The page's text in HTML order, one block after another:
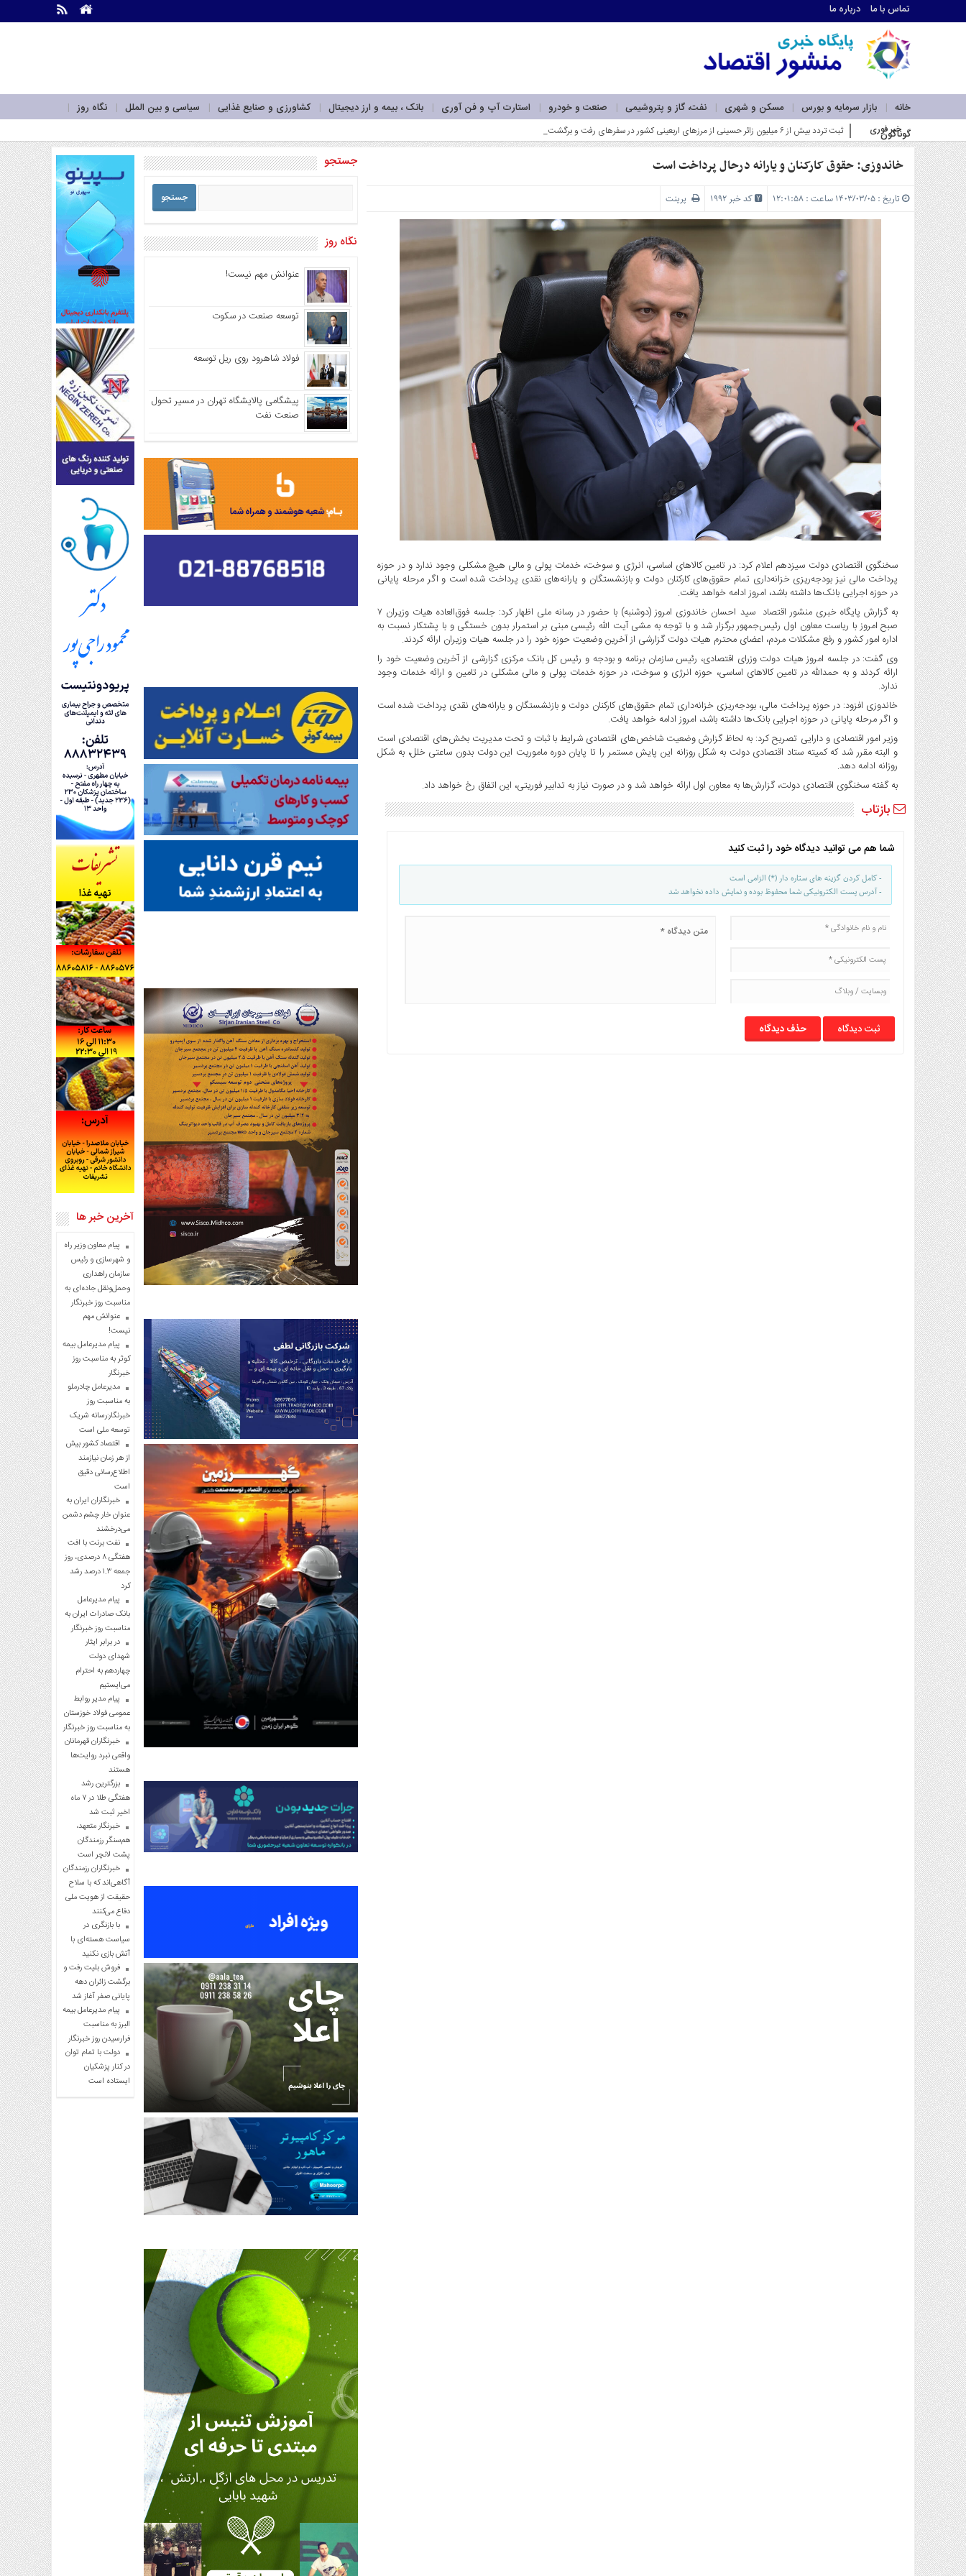
تماس با ما درباره ما
خانه بازار سرمایه و بورس مسکن و شهری نفت، گاز و پتروشیمی صنعت و خودرو استارت آپ و فن آوری بانک ، بیمه و ارز دیجیتال کشاورزی و صنایع غذایی سیاسی و بین الملل
نگاه روز
گوناگون
ما
درباره
سرویس
ها
خانه
بازار
سرمایه
و
بورس
مسکن
و
شهری
نفت،
گاز
و
پتروشیمی
صنعت
و
خودرو
استارت
آپ
و
فن
آوری
بانک
،
بیمه
و
ارز
دیجیتال
کشاورزی
و
صنایع
غذایی
سیاسی
و
بین
الملل
نگاه
روز
گوناگون
خبر فوری ثبت تردد بیش از ۶ میلیون زائر حسینی از مرزهای اربعینی کشور در سفرهای رفت و برگشت_
خاندوزی: حقوق‌ کارکنان و یارانه درحال پرداخت است
تاریخ : ۱۴۰۳/۰۳/۰۵ ساعت : ۱۲:۰۱:۵۸ کد خبر 1992 پرینت
سخنگوی اقتصادی دولت سیزدهم اعلام کرد: در تامین کالاهای اساسی، انرژی و سوخت، خدمات پولی و مالی هیچ مشکلی وجود ندارد و در حوزه
پرداخت مالی نیز بودجه‌ریزی خزانه‌داری تمام حقوق‌های کارکنان دولت و بازنشستگان و یارانه‌های نقدی پرداخت شده است و اگر مرحله پایانی
در حوزه اجرایی بانک‌ها داشته باشد، امروز ادامه خواهد یافت.
به گزارش پایگاه خبری منشور اقتصاد سید احسان خاندوزی امروز (دوشنبه) با حضور در رسانه ملی اظهار کرد: جلسه فوق‌العاده هیات وزیران ۷
صبح امروز با ریاست معاون اول رئیس‌جمهور برگزار شد و با توجه به مشی آیت الله رئیسی مبنی بر استمرار بدون خستگی و با پشتکار نسبت به
اداره امور کشور و رفع مشکلات مردم، اعضای محترم هیات دولت گزارشی از آخرین وضعیت حوزه خود را در جلسه هیات وزیران ارائه کردند.
وی گفت: در جلسه امروز هیات دولت وزرای اقتصادی، رئیس سازمان برنامه و بودجه و رئیس کل بانک مرکزی گزارشی از آخرین وضعیت خود را
ارائه کردند و به حمدالله در تامین کالاهای اساسی، حوزه انرژی و سوخت، در حوزه خدمات پولی و مالی مشکلی در تامین و ارائه خدمات وجود
ندارد.
خاندوزی افزود: در حوزه پرداخت مالی، بودجه‌ریزی خزانه‌داری تمام حقوق‌های کارکنان دولت و بازنشستگان و یارانه‌های نقدی پرداخت شده است
و اگر مرحله پایانی در حوزه اجرایی بانک‌ها داشته باشد، امروز ادامه خواهد یافت.
وزیر امور اقتصادی و دارایی تصریح کرد:‌ به لحاظ گزارش وضعیت شاخص‌های اقتصادی شرایط با ثبات و تحت مدیریت بخش‌های اقتصادی است
و البته مقرر شد که کمیته ستاد اقتصادی دولت به شکل روزانه این پایش مستمر را تا پایان دوره ماموریت این دولت بدون ساعتی خلل، به شکل
روزانه ادامه دهد.
به گفته سخنگوی اقتصادی دولت، گزارش‌ها به معاون اول ارائه خواهد شد و در صورت نیاز به تدابیر فوریتی،‌ این اتفاق رخ خواهد داد.
بازتاب
شما هم می توانید دیدگاه خود را ثبت کنید
- کامل کردن گزینه های ستاره دار (*) الزامی است
- آدرس پست الکترونیکی شما محفوظ بوده و نمایش داده نخواهد شد
حذف دیدگاه
جستجو
نگاه روز
عنوانش مهم نیست!
توسعه صنعت در سکوت
فولاد شاهرود روی ریل توسعه
پیشگامی پالایشگاه تهران در مسیر تحول
صنعت نفت
آخرین خبر ها
پیام معاون وزیر راه
و شهرسازی و رئیس
سازمان راهداری
وحمل‌ونقل جاده‌ای به
مناسبت روز خبرنگار
عنوانش مهم
نیست!
پیام مدیرعامل بیمه
کوثر به مناسبت روز
خبرنگار
مدیرعامل چادرملو
به مناسبت روز
خبرنگار:رسانه شریک
توسعه ملی است
اقتصاد کشور بیش
از هر زمان نیازمند
اطلاع‌رسانی دقیق
است
خبرنگاران ایران به
عنوان خار چشم دشمن
می‌درخشند
نفت برنت با افت
هفتگی ۸ درصدی، روز
جمعه ۱.۳ درصد رشد
کرد
پیام مدیرعامل
بانک صادرات ایران به
مناسبت روز خبرنگار
در برابر ایثار
شهدای دولت
چهاردهم به احترام
می‌ایستیم
پیام مدیر روابط
عمومی فولاد خوزستان
به مناسبت روز خبرنگار
خبرنگاران قهرمانان
واقعی نبرد روایت‌ها
هستند
بزرگترین رشد
هفتگی طلا در ۷ ماه
اخیر ثبت شد
خبرنگار متعهد،
هم‌سنگر رزمندگان
پشت لانچر است
خبرنگاران رزمندگان
آگاهی‌اند که با سلاح
حقیقت از هویت ملی
دفاع می‌کنند
با بازنگری در
سیاست هسته‌ای با
آتش بازی نکنید
فروش بلیت رفت و
برگشت زائران دهه
پایانی صفر آغاز شد
پیام مدیرعامل بیمه
البرز به مناسبت
فرارسیدن روز خبرنگار
دولت با تمام توان
در کنار پزشکیان
ایستاده است